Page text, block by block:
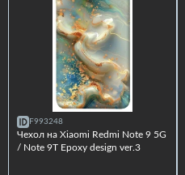
F993248
Чехол на Xiaomi Redmi Note 9 5G
/ Note 9T Epoxy design ver.3